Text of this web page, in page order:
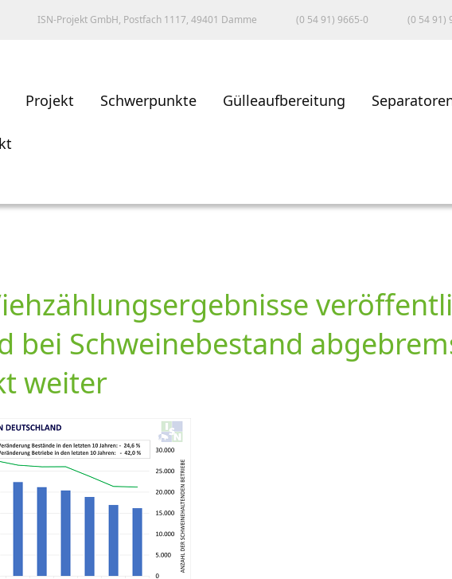
ISN-Projekt GmbH, Postfach 1117, 49401 Damme (0 54 91) 9665-0 (0 54 91)
Projekt Schwerpunkte Gülleaufbereitung
bei Schweinebestand
weiter